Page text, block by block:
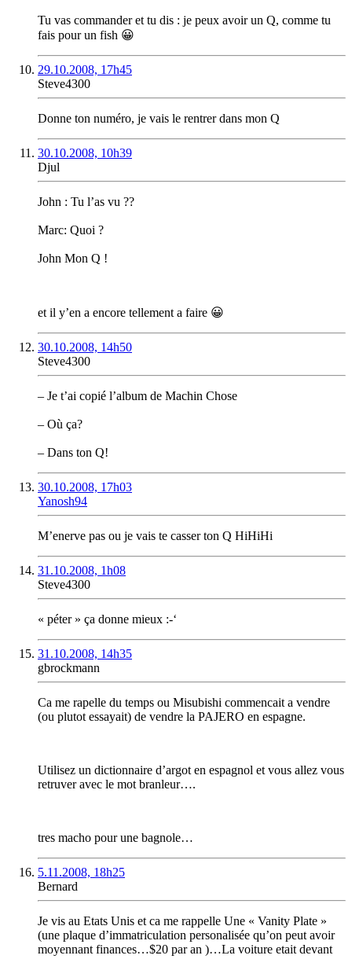
Tu vas commander et tu dis : je peux avoir un Q, comme tu
fais pour un fish 😀
29.10.2008, 17h45
Steve4300
Donne ton numéro, je vais le rentrer dans mon Q
30.10.2008, 10h39
Djul
John : Tu l’as vu ??
Marc: Quoi ?
John Mon Q !
et il y’en a encore tellement a faire 😀
30.10.2008, 14h50
Steve4300
– Je t’ai copié l’album de Machin Chose
– Où ça?
– Dans ton Q!
30.10.2008, 17h03
Yanosh94
M’enerve pas ou je vais te casser ton Q HiHiHi
31.10.2008, 1h08
Steve4300
« péter » ça donne mieux :-‘
31.10.2008, 14h35
gbrockmann
Ca me rapelle du temps ou Misubishi commencait a vendre
(ou plutot essayait) de vendre la PAJERO en espagne.
Utilisez un dictionnaire d’argot en espagnol et vous allez vous
retruver avec le mot branleur….
tres macho pour une bagnole…
5.11.2008, 18h25
Bernard
Je vis au Etats Unis et ca me rappelle Une « Vanity Plate »
(une plaque d’immatriculation personalisée qu’on peut avoir
moyennant finances…$20 par an )…La voiture etait devant